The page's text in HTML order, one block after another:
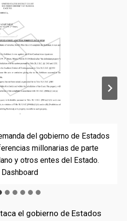
del gobierno de Estados
millonarias de parte
y otros entes del Estado.
del gobierno de Estados
millonarias de parte
y otros entes del Estado.
del gobierno de Estados
millonarias de parte
y otros entes del Estado.
del gobierno de Estados
millonarias de parte
y otros entes del Estado.
del gobierno de Estados
millonarias de parte
y otros entes del Estado.
del gobierno de Estados
millonarias de parte
y otros entes del Estado.
el gobierno de Estados